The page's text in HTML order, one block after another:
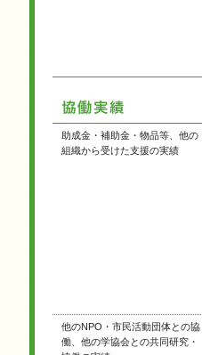
助成金・補助金・物品等、他の
組織から受けた支援の実績
他のNPO・市民活動団体との協
働、他の学協会との共同研究・